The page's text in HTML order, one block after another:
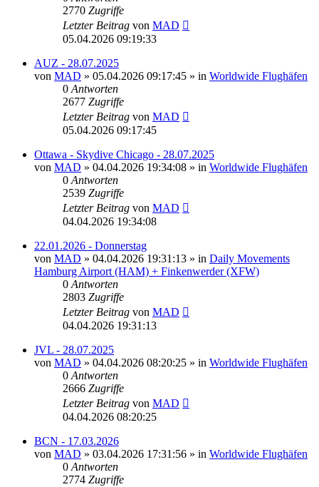
2770 Zugriffe
Letzter Beitrag von MAD
05.04.2026 09:19:33
AUZ - 28.07.2025
von MAD » 05.04.2026 09:17:45 » in Worldwide Flughäfen
0 Antworten
2677 Zugriffe
Letzter Beitrag von MAD
05.04.2026 09:17:45
Ottawa - Skydive Chicago - 28.07.2025
von MAD » 04.04.2026 19:34:08 » in Worldwide Flughäfen
0 Antworten
2539 Zugriffe
Letzter Beitrag von MAD
04.04.2026 19:34:08
22.01.2026 - Donnerstag
von MAD » 04.04.2026 19:31:13 » in Daily Movements
Hamburg Airport (HAM) + Finkenwerder (XFW)
0 Antworten
2803 Zugriffe
Letzter Beitrag von MAD
04.04.2026 19:31:13
JVL - 28.07.2025
von MAD » 04.04.2026 08:20:25 » in Worldwide Flughäfen
0 Antworten
2666 Zugriffe
Letzter Beitrag von MAD
04.04.2026 08:20:25
BCN - 17.03.2026
von MAD » 03.04.2026 17:31:56 » in Worldwide Flughäfen
0 Antworten
2774 Zugriffe